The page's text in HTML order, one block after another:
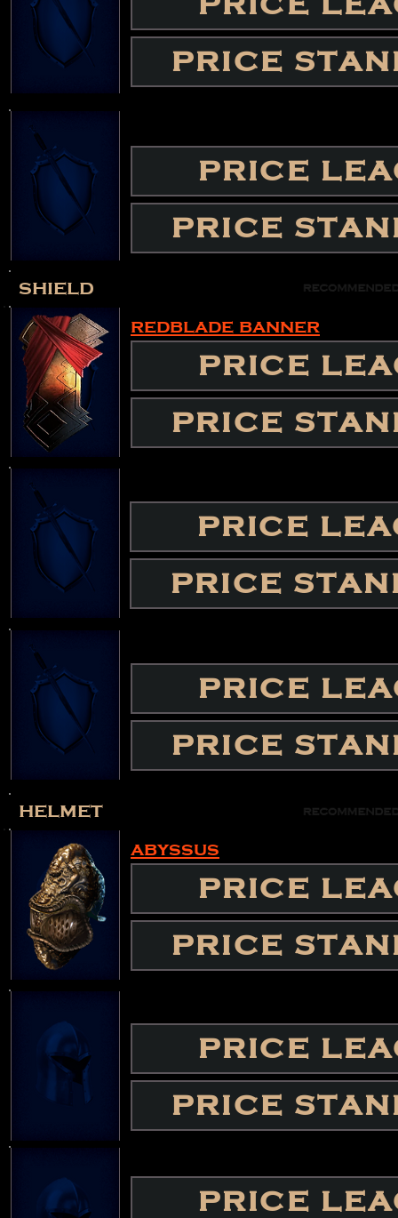
PRICE
PRICE
PRICE
shield
redblade banner
PRICE
PRICE
PRICE
PRICE
PRICE
PRICE
helmet
abyssus
PRICE
PRICE
PRICE
PRICE
PRICE